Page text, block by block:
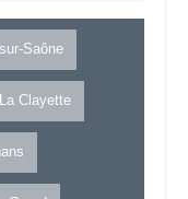
Saône
La Clayette